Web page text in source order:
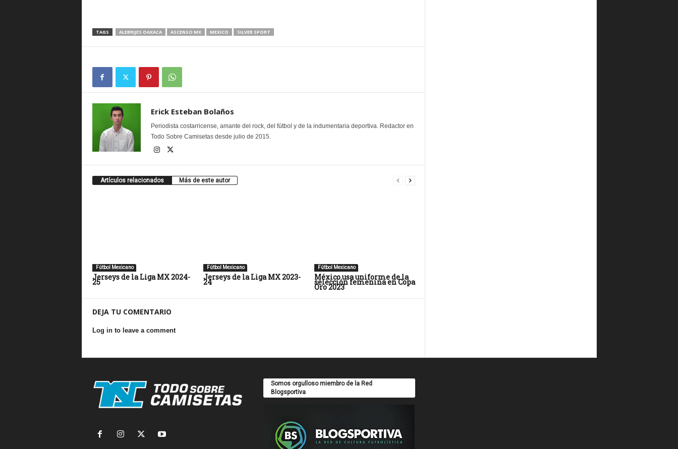
TAGS ALEBRIJES OAXACA ASCENSO MX MEXICO SILVER SPORT
Erick Esteban Bolaños
Periodista costarricense, amante del rock, del fútbol y de la indumentaria deportiva. Redactor en
Todo Sobre Camisetas desde julio de 2015.
Artículos relacionados Más de este autor
Fútbol Mexicano
Jerseys de la Liga MX 2024-
25
Fútbol Mexicano
Jerseys de la Liga MX 2023-
24
Fútbol Mexicano
México usa uniforme de la
selección femenina en Copa
Oro 2023
DEJA TU COMENTARIO
Log in to leave a comment
Somos orgulloso miembro de la Red
Blogsportiva